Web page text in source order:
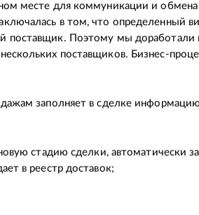
месте для коммуникации и
в том, что определенный
поставщик. Поэтому мы доработали
поставщиков. Бизнес-
заполняет в сделке
стадию сделки, автоматически
в реестр доставок;